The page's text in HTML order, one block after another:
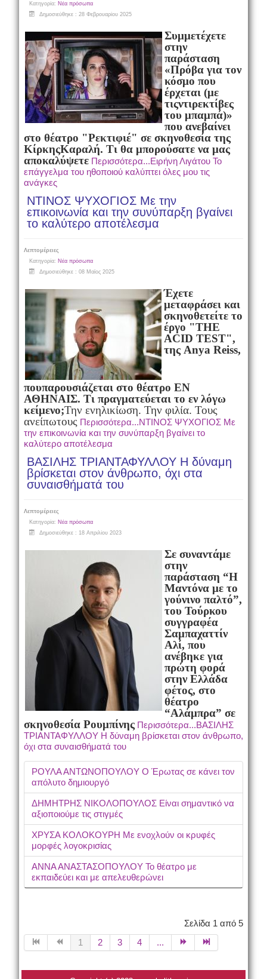
Κατηγορία: Νέα πρόσωπα
Δημοσιεύθηκε : 28 Φεβρουαρίου 2025
Συμμετέχετε
στην
παράσταση
«Πρόβα για τον
κόσμο που
έρχεται (με
τιςντιρεκτίβες
του μπαμπά)»
που ανεβαίνει
στο θέατρο "Ρεκτιφιέ" σε σκηνοθεσία της
ΚίρκηςΚαραλή. Τι θα μπορούσατε να μας
αποκαλύψετε Περισσότερα...Ειρήνη Λιγάτου Το
επάγγελμα του ηθοποιού καλύπτει όλες μου τις
ανάγκες
NTINOΣ ΨΥΧΟΓΙΟΣ Με την
επικοινωνία και την συνύπαρξη βγαίνει
το καλύτερο αποτέλεσμα
Λεπτομέρειες
Κατηγορία: Νέα πρόσωπα
Δημοσιεύθηκε : 08 Μαϊος 2025
Έχετε
μεταφράσει και
σκηνοθετείτε το
έργο "THE
ACID TEST",
της Anya Reiss,
πουπαρουσιάζεται στο θέατρο ΕΝ
ΑΘΗΝΑΙΣ. Τι πραγματεύεται το εν λόγω
κείμενο;Την ενηλικίωση. Την φιλία. Τους
ανείπωτους Περισσότερα...NTINOΣ ΨΥΧΟΓΙΟΣ Με
την επικοινωνία και την συνύπαρξη βγαίνει το
καλύτερο αποτέλεσμα
ΒΑΣΙΛΗΣ ΤΡΙΑΝΤΑΦΥΛΛΟΥ Η δύναμη
βρίσκεται στον άνθρωπο, όχι στα
συναισθήματά του
Λεπτομέρειες
Κατηγορία: Νέα πρόσωπα
Δημοσιεύθηκε : 18 Απριλίου 2023
Σε συναντάμε
στην
παράσταση “Η
Μαντόνα με το
γούνινο παλτό”,
του Τούρκου
συγγραφέα
Σαμπαχαττίν
Αλί, που
ανέβηκε για
πρώτη φορά
στην Ελλάδα
φέτος, στο
θέατρο
“Αλάμπρα” σε
σκηνοθεσία Ρουμπίνης Περισσότερα...ΒΑΣΙΛΗΣ
ΤΡΙΑΝΤΑΦΥΛΛΟΥ Η δύναμη βρίσκεται στον άνθρωπο,
όχι στα συναισθήματά του
ΡΟΥΛΑ ΑΝΤΩΝΟΠΟΥΛΟΥ Ο Έρωτας σε κάνει τον
απόλυτο δημιουργό
ΔΗΜΗΤΡΗΣ ΝΙΚΟΛΟΠΟΥΛΟΣ Είναι σημαντικό να
αξιοποιούμε τις στιγμές
ΧΡΥΣΑ ΚΟΛΟΚΟΥΡΗ Με ενοχλούν οι κρυφές
μορφές λογοκρισίας
ΑΝΝΑ ΑΝΑΣΤΑΣΟΠΟΥΛΟΥ Το θέατρο με
εκπαιδεύει και με απελευθερώνει
Σελίδα 1 από 5
1
2 3 4 ...